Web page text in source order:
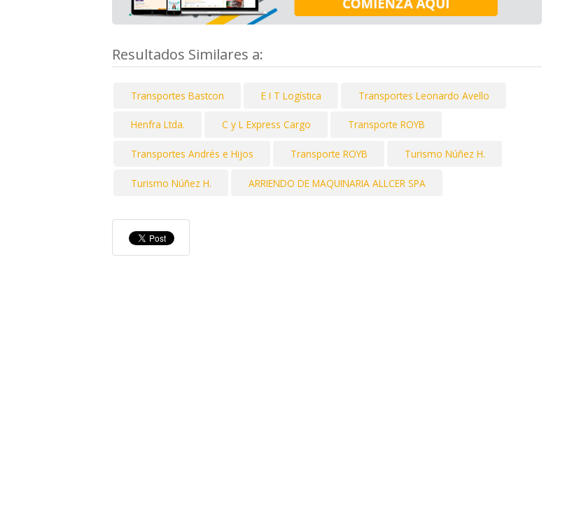
Resultados Similares a:
Transportes Bastcon E I T Logística Transportes Leonardo Avello
Henfra Ltda. C y L Express Cargo Transporte ROYB
Transportes Andrés e Hijos Transporte ROYB Turismo Núñez H.
Turismo Núñez H. ARRIENDO DE MAQUINARIA ALLCER SPA